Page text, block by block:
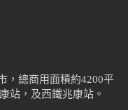
，總商用面積約4200平
站，及西鐵兆康站。